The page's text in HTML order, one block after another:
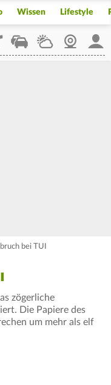
Wissen Lifestyle
StaupilotWetterWebcam
bei TUI
zögerliche
Die Papiere des
um mehr als elf